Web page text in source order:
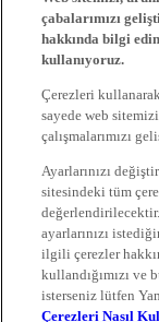
çabalarımızı
hakkında bilgi
kullanıyoruz.
Çerezleri
sayede web
çalışmalarımızı
Ayarlarınızı
sitesindeki tüm
ayarlarınızı
ilgili çerezler
kullandığımızı ve
isterseniz lütfen
Çerezleri Nasıl